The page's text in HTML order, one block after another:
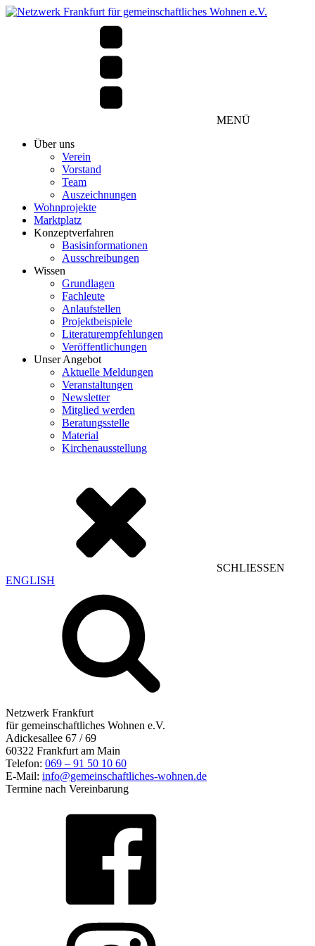
MENÜ
Über uns
Verein
Vorstand
Team
Auszeichnungen
Wohnprojekte
Marktplatz
Konzeptverfahren
Basisinformationen
Ausschreibungen
Wissen
Grundlagen
Fachleute
Anlaufstellen
Projektbeispiele
Literaturempfehlungen
Veröffentlichungen
Unser Angebot
Aktuelle Meldungen
Veranstaltungen
Newsletter
Mitglied werden
Beratungsstelle
Material
Kirchenausstellung
SCHLIESSEN
ENGLISH
Netzwerk Frankfurt
für gemeinschaftliches Wohnen e.V.
Adickesallee 67 / 69
60322 Frankfurt am Main
Telefon: 069 – 91 50 10 60
E-Mail: info@gemeinschaftliches-wohnen.de
Termine nach Vereinbarung